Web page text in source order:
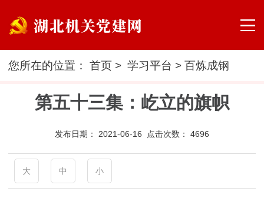
您所在的位置：首页 >学习平台 >百炼成钢
第五十三集：屹立的旗帜
发布日期： 2021-06-16 点击次数： 4696
大 中 小